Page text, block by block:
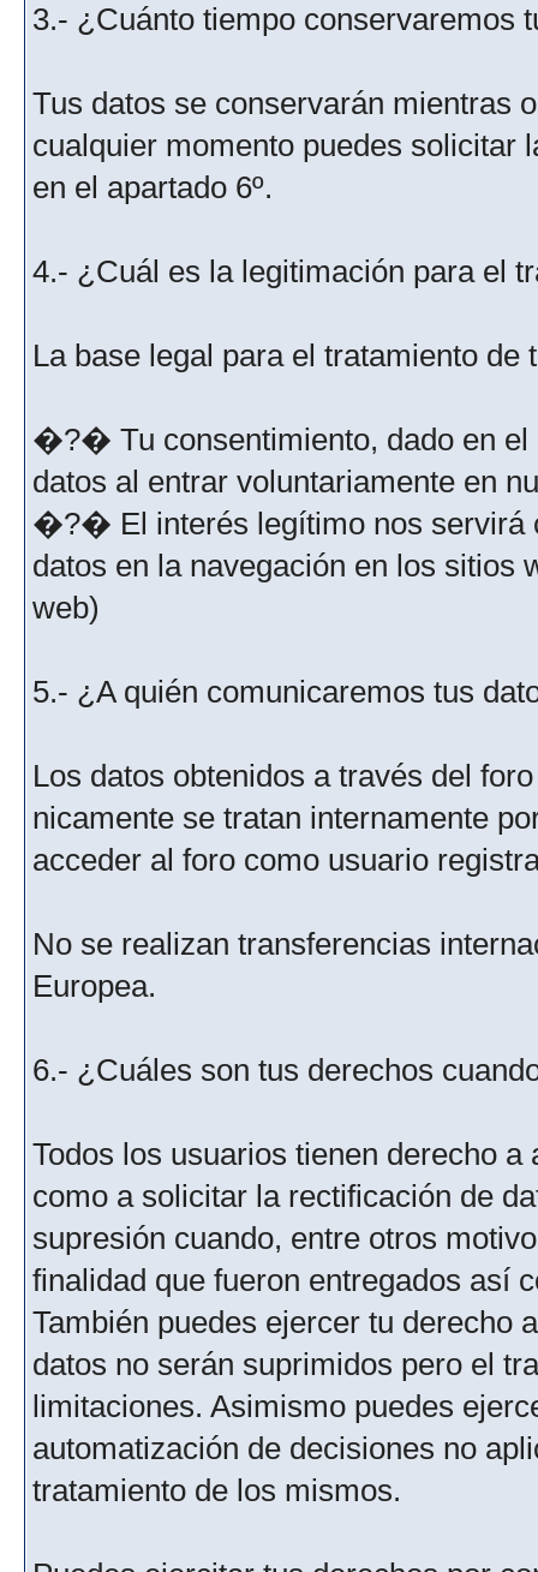
3.- ¿Cuánto tiempo conservaremos
Tus datos se conservarán mientras
cualquier momento puedes solicitar
en el apartado 6º.
4.- ¿Cuál es la legitimación para el
La base legal para el tratamiento
�?� Tu consentimiento, dado en el
datos al entrar voluntariamente en
�?� El interés legítimo nos servirá
datos en la navegación en los sitios
web)
5.- ¿A quién comunicaremos tus
Los datos obtenidos a través del
nicamente se tratan internamente
acceder al foro como usuario
No se realizan transferencias
Europea.
6.- ¿Cuáles son tus derechos
Todos los usuarios tienen derecho
como a solicitar la rectificación de
supresión cuando, entre otros
finalidad que fueron entregados así
También puedes ejercer tu derecho
datos no serán suprimidos pero el
limitaciones. Asimismo puedes
automatización de decisiones no
tratamiento de los mismos.